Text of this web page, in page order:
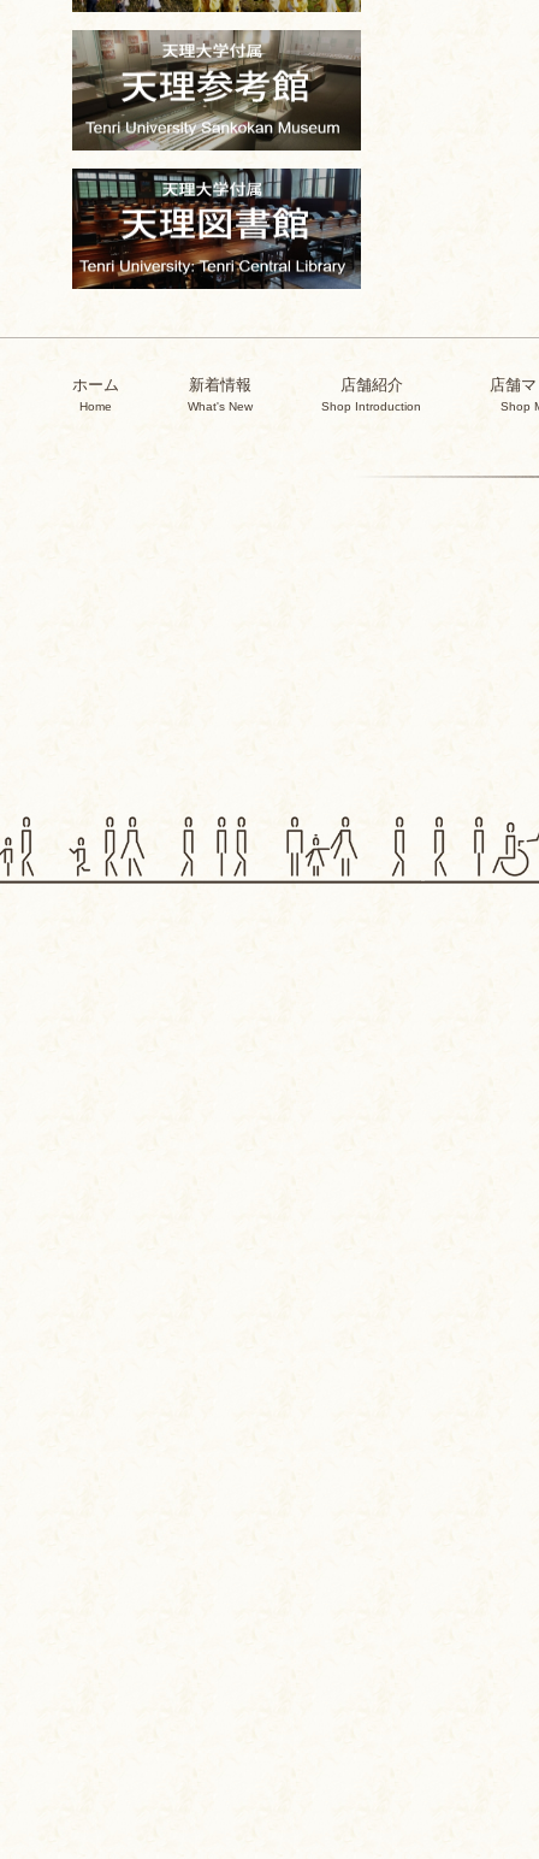
ホーム
Home
新着情報
What's New
店舗紹介
Shop Introduction
店舗
Shop